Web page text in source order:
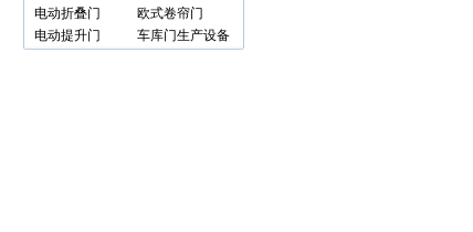
电动折叠门
欧式卷帘门
电动提升门
车库门生产设备